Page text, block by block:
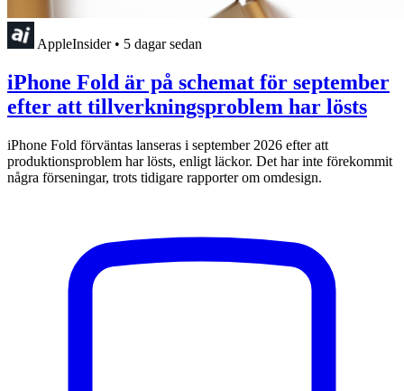
AppleInsider • 5 dagar sedan
iPhone Fold är på schemat för september
efter att tillverkningsproblem har lösts
iPhone Fold förväntas lanseras i september 2026 efter att
produktionsproblem har lösts, enligt läckor. Det har inte förekommit
några förseningar, trots tidigare rapporter om omdesign.